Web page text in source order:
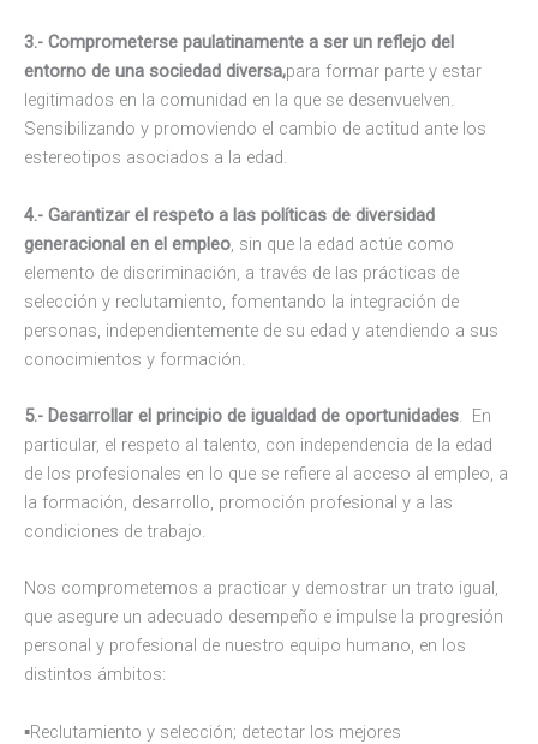
3.- Comprometerse paulatinamente a ser un reflejo del
entorno de una sociedad diversa,para formar parte y estar
legitimados en la comunidad en la que se desenvuelven.
Sensibilizando y promoviendo el cambio de actitud ante los
estereotipos asociados a la edad.
4.- Garantizar el respeto a las políticas de diversidad
generacional en el empleo, sin que la edad actúe como
elemento de discriminación, a través de las prácticas de
selección y reclutamiento, fomentando la integración de
personas, independientemente de su edad y atendiendo a sus
conocimientos y formación.
5.- Desarrollar el principio de igualdad de oportunidades. En
particular, el respeto al talento, con independencia de la edad
de los profesionales en lo que se refiere al acceso al empleo, a
la formación, desarrollo, promoción profesional y a las
condiciones de trabajo.
Nos comprometemos a practicar y demostrar un trato igual,
que asegure un adecuado desempeño e impulse la progresión
personal y profesional de nuestro equipo humano, en los
distintos ámbitos:
▪Reclutamiento y selección; detectar los mejores